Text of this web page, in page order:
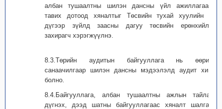
албан тушаалтны шилэн дансны үйл ажиллагаанд
тавих дотоод хяналтыг Төсвийн тухай хуулийн 69
дүгээр зүйлд заасны дагуу төсвийн ерөнхийлөн
захирагч хэрэгжүүлнэ.
8.3.Төрийн аудитын байгууллага нь өөрийн
санаачилгаар шилэн дансны мэдээлэлд аудит хийж
болно.
8.4.Байгууллага, албан тушаалтны ажлын тайланг
дүгнэх, дээд шатны байгууллагаас хяналт шалгалт